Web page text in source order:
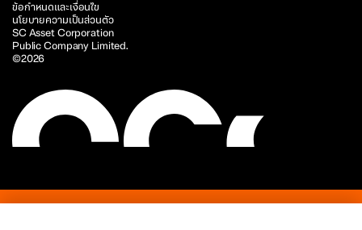
SC Asset Corporation
Public Company Limited.
©2026
ข้อกำหนดและเงื่อนไข
นโยบายความเป็นส่วนตัว